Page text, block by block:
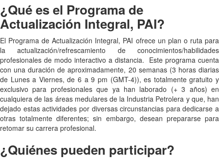
¿Qué es el Programa de
Actualización Integral, PAI?
El Programa de Actualización Integral, PAI ofrece un plan o ruta para
la actualización/refrescamiento de conocimientos/habilidades
profesionales de modo interactivo a distancia. Este programa cuenta
con una duración de aproximadamente, 20 semanas (3 horas diarias
de Lunes a Viernes, de 6 a 9 pm (GMT-4)), es totalmente gratuito y
exclusivo para profesionales que ya han laborado (+ 3 años) en
cualquiera de las áreas medulares de la Industria Petrolera y que, han
dejado estas actividades por diversas circunstancias para dedicarse a
otras totalmente diferentes; sin embargo, desean prepararse para
retomar su carrera profesional.
¿Quiénes pueden participar?